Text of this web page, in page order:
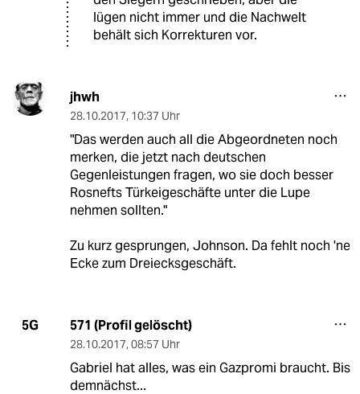
lügen nicht immer und die Nachwelt
behält sich Korrekturen vor.
jhwh
28.10.2017, 10:37 Uhr
"Das werden auch all die Abgeordneten noch
merken, die jetzt nach deutschen
Gegenleistungen fragen, wo sie doch besser
Rosnefts Türkeigeschäfte unter die Lupe
nehmen sollten."
Zu kurz gesprungen, Johnson. Da fehlt noch 'ne
Ecke zum Dreiecksgeschäft.
5G 571 (Profil gelöscht)
28.10.2017, 08:57 Uhr
Gabriel hat alles, was ein Gazpromi braucht. Bis
demnächst...